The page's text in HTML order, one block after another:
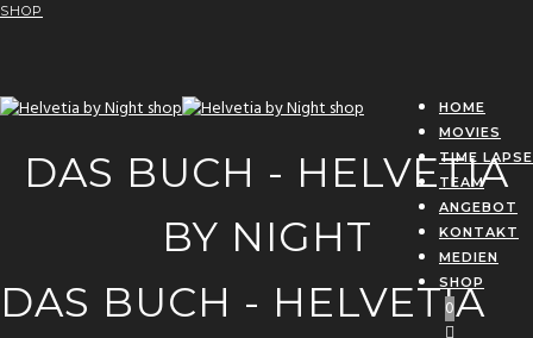
SHOP
HOME
MOVIES
TIME LAPSE
TEAM
ANGEBOT
KONTAKT
MEDIEN
SHOP
0
DAS BUCH - HELVETIA
BY NIGHT
DAS BUCH - HELVETIA